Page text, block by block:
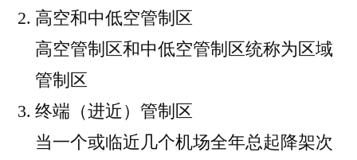
高空和中低空管制区
高空管制区和中低空管制区统称为区域
管制区
终端（进近）管制区
当一个或临近几个机场全年总起降架次